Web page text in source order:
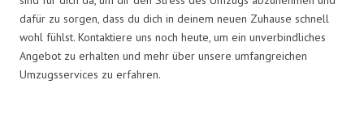
dafür zu sorgen, dass du dich in deinem neuen Zuhause schnell
wohl fühlst. Kontaktiere uns noch heute, um ein unverbindliches
Angebot zu erhalten und mehr über unsere umfangreichen
Umzugsservices zu erfahren.